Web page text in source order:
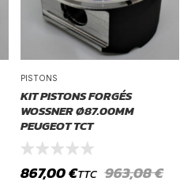
PISTONS
KIT PISTONS FORGÉS
WOSSNER Ø87.00MM
PEUGEOT TCT
963,08€
867,00€TTC